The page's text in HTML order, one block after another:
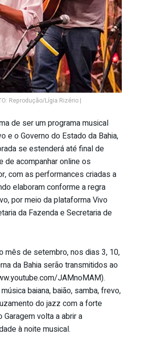
Reprodução/Lígia Rizério |
de ser um programa musical
e o Governo do Estado da Bahia,
se estenderá até final de
de acompanhar online os
com as performances criadas a
elaboram conforme a regra
por meio da plataforma Vivo
da Fazenda e Secretaria de
mês de setembro, nos dias 3, 10,
da Bahia serão transmitidos ao
JAMnoMAM).
baiana, baião, samba, frevo,
do jazz com a forte
volta a abrir a
à noite musical.